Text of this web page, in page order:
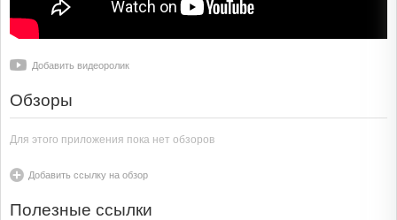
Добавить видеоролик
Обзоры
Для этого приложения пока нет обзоров
Добавить ссылку на обзор
Полезные ссылки